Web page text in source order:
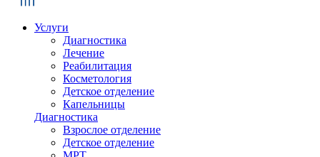
Услуги
Диагностика
Лечение
Реабилитация
Косметология
Детское отделение
Капельницы
Диагностика
Взрослое отделение
Детское отделение